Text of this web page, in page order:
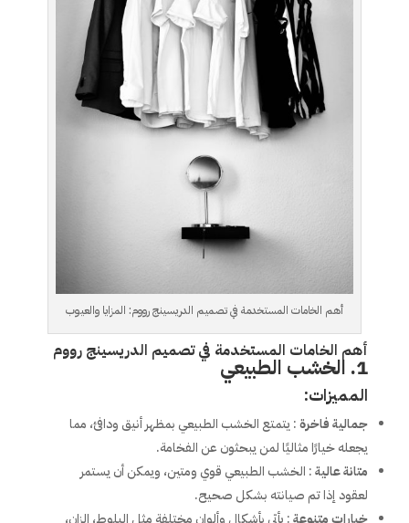
أهم الخامات المستخدمة في تصميم الدريسينج رووم: المزايا والعيوب
أهم الخامات المستخدمة في تصميم الدريسينج رووم
1. الخشب الطبيعي
المميزات:
جمالية فاخرة: يتمتع الخشب الطبيعي بمظهر أنيق ودافئ، مما
يجعله خيارًا مثاليًا لمن يبحثون عن الفخامة.
متانة عالية: الخشب الطبيعي قوي ومتين، ويمكن أن يستمر
لعقود إذا تم صيانته بشكل صحيح.
خيارات متنوعة: يأتي بأشكال وألوان مختلفة مثل البلوط، الزان،